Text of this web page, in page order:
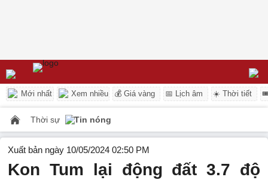
Mới nhất Xem nhiều 💰 Giá vàng 📅 Lịch âm ☀️ Thời tiết
Thời sự Tin nóng
Xuất bản ngày 10/05/2024 02:50 PM
Kon Tum lại động đất 3.7 độ